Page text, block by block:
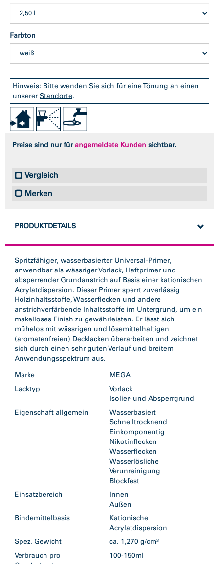
Farbton
Hinweis: Bitte wenden Sie sich für eine Tönung an einen
unsererStandorte.
Preise sind nur fürangemeldete Kunden sichtbar.
Vergleich
Merken
PRODUKTDETAILS
Spritzfähiger, wasserbasierter Universal-Primer,
anwendbar als wässriger Vorlack, Haftprimer und
absperrender Grundanstrich auf Basis einer kationischen
Acrylatdispersion. Dieser Primer sperrt zuverlässig
Holzinhaltsstoffe, Wasserflecken und andere
anstrichverfärbende Inhaltsstoffe im Untergrund, um ein
makelloses Finish zu gewährleisten. Er lässt sich
mühelos mit wässrigen und lösemittelhaltigen
(aromatenfreien) Decklacken überarbeiten und zeichnet
sich durch einen sehr guten Verlauf und breitem
Anwendungsspektrum aus.
Marke
MEGA
Lacktyp
Vorlack
Isolier- und Absperrgrund
Eigenschaft allgemein
Wasserbasiert
Schnelltrocknend
Einkomponentig
Nikotinflecken
Wasserflecken
Wasserlösliche
Verunreinigung
Blockfest
Einsatzbereich
Innen
Außen
Bindemittelbasis
Kationische
Acrylatdispersion
Spez. Gewicht
ca. 1,270 g/cm³
Verbrauch pro
100-150ml